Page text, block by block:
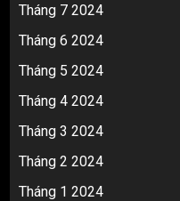
Tháng 7 2024
Tháng 6 2024
Tháng 5 2024
Tháng 4 2024
Tháng 3 2024
Tháng 2 2024
Tháng 1 2024